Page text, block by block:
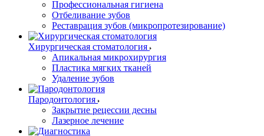
Профессиональная гигиена
Отбеливание зубов
Реставрация зубов (микропротезирование)
Хирургическая стоматология
Апикальная микрохирургия
Пластика мягких тканей
Удаление зубов
Пародонтология
Закрытие рецессии десны
Лазерное лечение